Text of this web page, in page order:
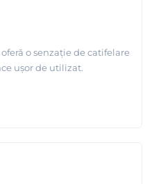
o senzație de catifelare
ușor de utilizat.